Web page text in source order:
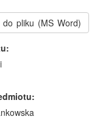
do pliku (MS Word)